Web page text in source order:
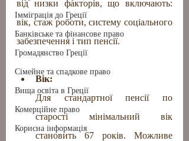
Імміграція до Греції
Банківське та фінансове право
Громадянство Греції
Сімейне та спадкове право
Вища освіта в Греції
Комерційне право
Корисна інформація
від низки факторів, що включають:
вік, стаж роботи, систему соціального
забезпечення і тип пенсії.
Вік:
Для стандартної пенсії по
старості мінімальний вік
становить 67 років. Можливе